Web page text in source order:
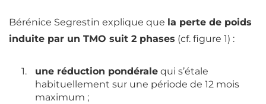
Bérénice Segrestin explique que la perte de poids
induite par un TMO suit 2 phases (cf. figure 1) :
une réduction pondérale qui s’étale
habituellement sur une période de 12 mois
maximum ;